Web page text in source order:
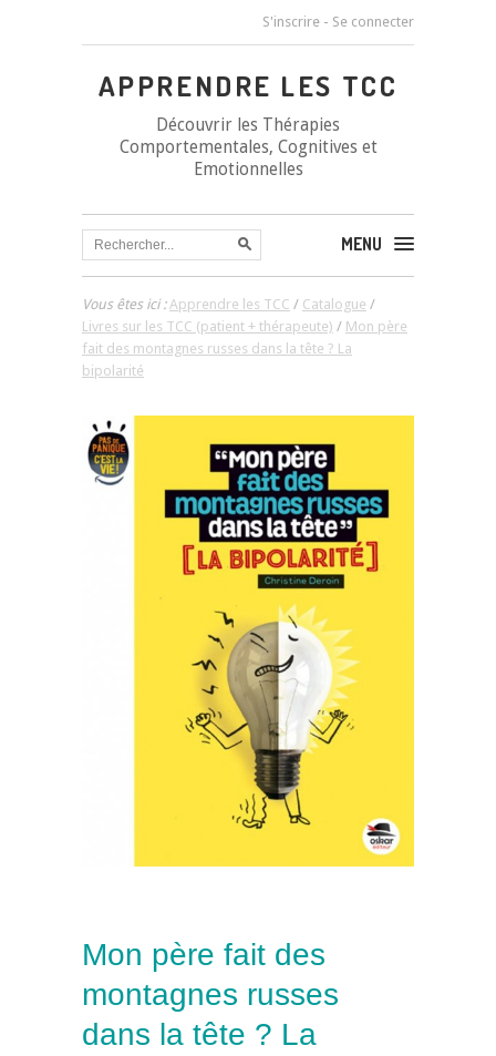
S'inscrire - Se connecter
APPRENDRE LES TCC
Découvrir les Thérapies
Comportementales, Cognitives et
Emotionnelles
MENU
Vous êtes ici :Apprendre les TCC / Catalogue /
Livres sur les TCC (patient + thérapeute) / Mon père
fait des montagnes russes dans la tête ? La
bipolarité
Mon père fait des
montagnes russes
dans la tête ? La